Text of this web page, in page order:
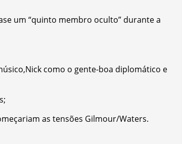
um “quinto membro oculto” durante a
como o gente-boa diplomático e
as tensões Gilmour/Waters.